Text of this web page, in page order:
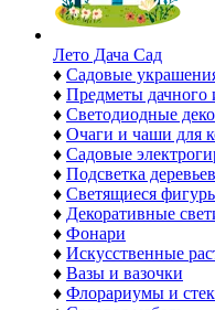
Лето Дача Сад
♦ Садовые
♦ Предметы дачного
♦ Светодиодные
♦ Очаги и чаши для
♦ Садовые
♦ Подсветка деревьев
♦ Светящиеся
♦ Декоративные
♦ Фонари
♦ Искусственные
♦ Вазы и вазочки
♦ Флорариумы и